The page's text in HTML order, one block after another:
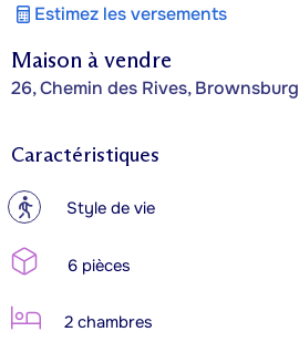
Maison à vendre
26, Chemin des Rives,
Estimez les versements
Caractéristiques
? Style de vie
6 pièces
2 chambres